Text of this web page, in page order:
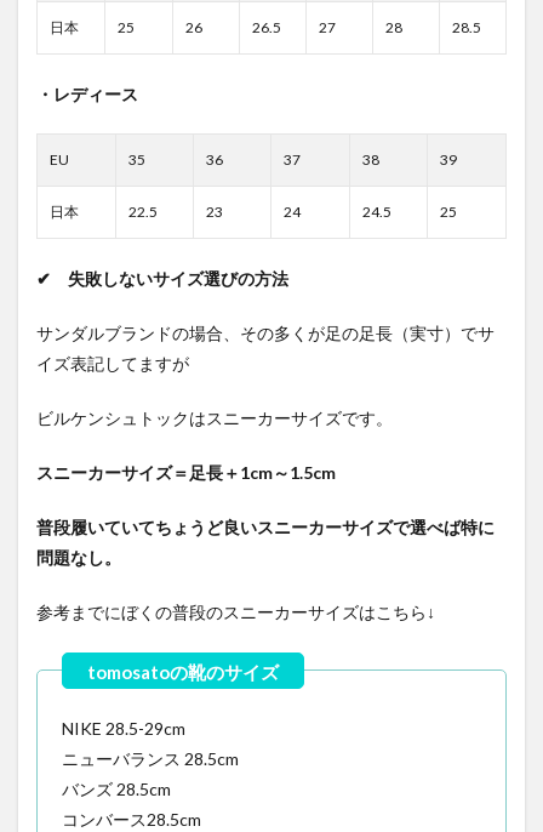
日本 25 26 26.5 27 28 28.5
・レディース
EU 35 36 37 38 39
日本 22.5 23 24 24.5 25
✔ 失敗しないサイズ選びの方法
サンダルブランドの場合、その多くが足の足長（実寸）でサ
イズ表記してますが
ビルケンシュトックはスニーカーサイズです。
スニーカーサイズ＝足長＋1cm～1.5cm
普段履いていてちょうど良いスニーカーサイズで選べば特に
問題なし。
参考までにぼくの普段のスニーカーサイズはこちら↓
NIKE 28.5-29cm
ニューバランス 28.5cm
バンズ 28.5cm
コンバース28.5cm